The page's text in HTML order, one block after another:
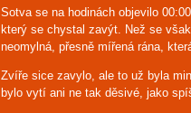
Sotva se na hodinách objevilo
který se chystal zavýt. Než se
neomylná, přesně mířená rána,
Zvíře sice zavylo, ale to už byla
bylo vytí ani ne tak děsivé, jako